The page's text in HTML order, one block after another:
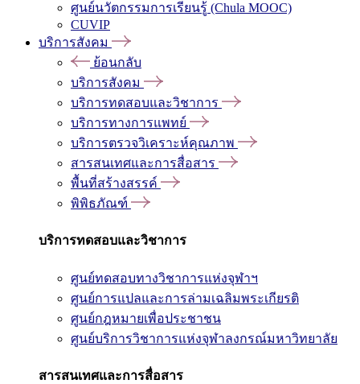
ศูนย์นวัตกรรมการเรียนรู้ (Chula MOOC)
CUVIP
บริการสังคม
ย้อนกลับ
บริการสังคม
บริการทดสอบและวิชาการ
บริการทางการแพทย์
บริการตรวจวิเคราะห์คุณภาพ
สารสนเทศและการสื่อสาร
พื้นที่สร้างสรรค์
พิพิธภัณฑ์
บริการทดสอบและวิชาการ
ศูนย์ทดสอบทางวิชาการแห่งจุฬาฯ
ศูนย์การแปลและการล่ามเฉลิมพระเกียรติ
ศูนย์กฎหมายเพื่อประชาชน
ศูนย์บริการวิชาการแห่งจุฬาลงกรณ์มหาวิทยาลัย
สารสนเทศและการสื่อสาร